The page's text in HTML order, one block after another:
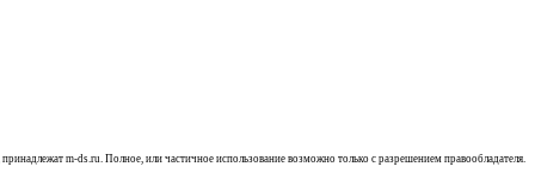
m-ds.ru. Полное, или частичное использование возможно только с разрешением правообладателя.